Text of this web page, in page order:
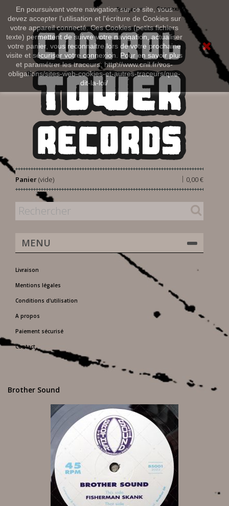
En poursuivant votre navigation sur ce site, vous
devez accepter l’utilisation et l'écriture de Cookies sur
votre appareil connecté. Ces Cookies (petits fichiers
texte) permettent de suivre votre navigation, actualiser
votre panier, vous reconnaitre lors de votre prochaine
visite et sécuriser votre connexion. Pour en savoir plus
et paramétrer les traceurs: http://www.cnil.fr/vos-
obligations/sites-web-cookies-et-autres-traceurs/que-
dit-la-loi/
Connexion
Français
Panier 0,00 €
|
(vide)
MENU
Livraison
Mentions légales
Conditions d'utilisation
A propos
Paiement sécurisé
Contact
Brother Sound
15,00 €